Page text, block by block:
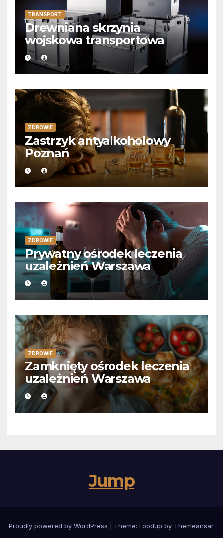
TRANSPORT
Drewniana skrzynia
wojskowa transportowa
ZDROWIE
Zastrzyk antyalkoholowy
Poznań
ZDROWIE
Prywatny ośrodek leczenia
uzależnień Warszawa
ZDROWIE
Zamknięty ośrodek leczenia
uzależnień Warszawa
Jump
Proudly powered by WordPress Theme: Foodup by Themeansar.